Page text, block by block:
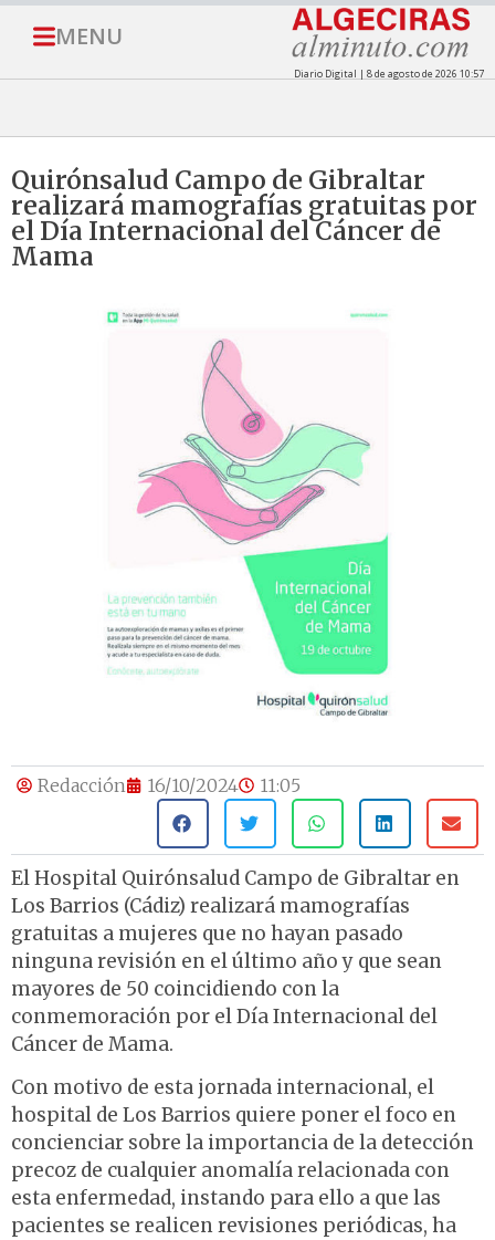
MENU
Diario Digital | 8 de agosto de 2026 10:57
Quirónsalud Campo de Gibraltar
realizará mamografías gratuitas por
el Día Internacional del Cáncer de
Mama
Redacción 16/10/2024 11:05
El Hospital Quirónsalud Campo de Gibraltar en
Los Barrios (Cádiz) realizará mamografías
gratuitas a mujeres que no hayan pasado
ninguna revisión en el último año y que sean
mayores de 50 coincidiendo con la
conmemoración por el Día Internacional del
Cáncer de Mama.
Con motivo de esta jornada internacional, el
hospital de Los Barrios quiere poner el foco en
concienciar sobre la importancia de la detección
precoz de cualquier anomalía relacionada con
esta enfermedad, instando para ello a que las
pacientes se realicen revisiones periódicas, ha